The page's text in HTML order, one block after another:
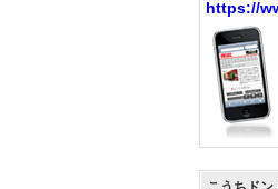
https://